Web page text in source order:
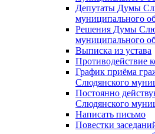
Депутаты Думы
муниципального
Решения Думы
муниципального
Выписка из устава
Противодействие
График приёма
Слюдянского
Постоянно
Слюдянского
Написать письмо
Повестки